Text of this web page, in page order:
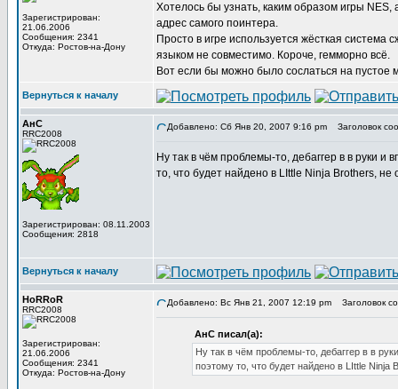
Зарегистрирован:
21.06.2006
Сообщения: 2341
Откуда: Ростов-на-Дону
Хотелось бы узнать, каким образом игры
адрес самого поинтера.
Просто в игре используется жёсткая система
языком не совместимо. Короче, гемморно всё.
Вот если бы можно было сослаться на пустое
Вернуться к началу
АнС
RRC2008
Зарегистрирован: 08.11.2003
Сообщения: 2818
Добавлено: Сб Янв 20, 2007 9:16 pm Заголовок
Ну так в чём проблемы-то, дебаггер в в руки и
то, что будет найдено в LIttle Ninja Brothers, не
Вернуться к началу
HoRRoR
RRC2008
Зарегистрирован:
21.06.2006
Сообщения: 2341
Откуда: Ростов-на-Дону
Добавлено: Вс Янв 21, 2007 12:19 pm Заголовок
АнС писал(а):
Ну так в чём проблемы-то, дебаггер в в
поэтому то, что будет найдено в LIttle Ninja